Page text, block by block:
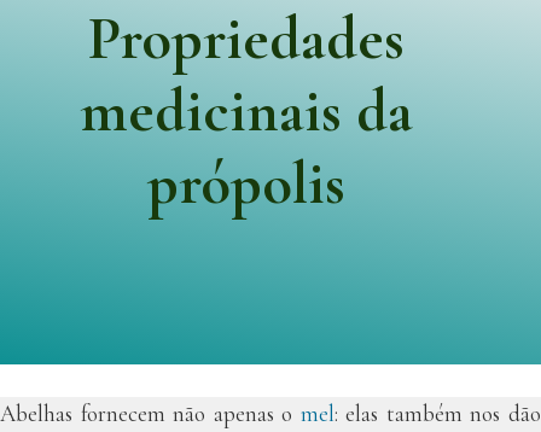
Propriedades
medicinais da
própolis
Abelhas fornecem não apenas o mel: elas também nos dão